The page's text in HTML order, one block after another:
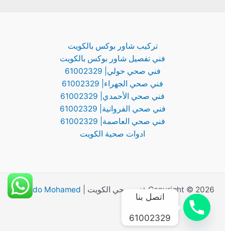
تركيب شاور بوكس بالكويت
فني تفصيل شاور بوكس بالكويت
فني صحي حولي| 61002329
فني صحي الجهراء| 61002329
فني صحي الأحمدي| 61002329
فني صحي الفروانية| 61002329
فني صحي العاصمة| 61002329
ادوات صحية الكويت
Copyright © 2026 فني صحي الكويت | By Abdo Mohamed
اتصل بنا
61002329